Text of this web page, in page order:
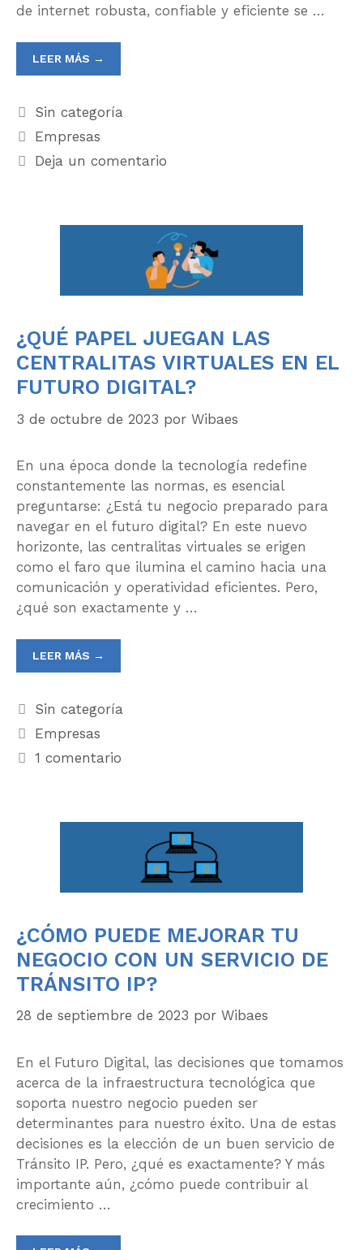
de internet robusta, confiable y eficiente se …
LEER MÁS →
Sin categoría
Empresas
Deja un comentario
¿QUÉ PAPEL JUEGAN LAS
CENTRALITAS VIRTUALES EN EL
FUTURO DIGITAL?
3 de octubre de 2023 por Wibaes
En una época donde la tecnología redefine
constantemente las normas, es esencial
preguntarse: ¿Está tu negocio preparado para
navegar en el futuro digital? En este nuevo
horizonte, las centralitas virtuales se erigen
como el faro que ilumina el camino hacia una
comunicación y operatividad eficientes. Pero,
¿qué son exactamente y …
LEER MÁS →
Sin categoría
Empresas
1 comentario
¿CÓMO PUEDE MEJORAR TU
NEGOCIO CON UN SERVICIO DE
TRÁNSITO IP?
28 de septiembre de 2023 por Wibaes
En el Futuro Digital, las decisiones que tomamos
acerca de la infraestructura tecnológica que
soporta nuestro negocio pueden ser
determinantes para nuestro éxito. Una de estas
decisiones es la elección de un buen servicio de
Tránsito IP. Pero, ¿qué es exactamente? Y más
importante aún, ¿cómo puede contribuir al
crecimiento …